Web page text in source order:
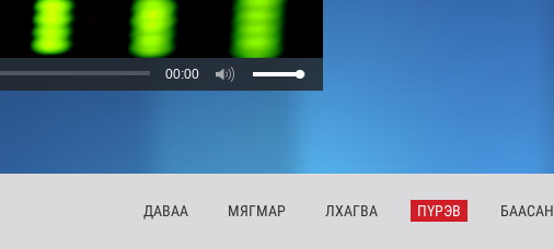
00:00
ДАВАА МЯГМАР ЛХАГВА ПҮРЭВ БААСАН